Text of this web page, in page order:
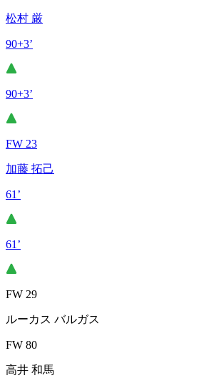
松村 厳
90+3’
90+3’
FW 23
加藤 拓己
61’
61’
FW 29
ルーカス バルガス
FW 80
高井 和馬